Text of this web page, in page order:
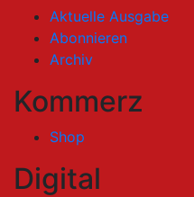
Aktuelle Ausgabe
Abonnieren
Archiv
Kommerz
Shop
Digital